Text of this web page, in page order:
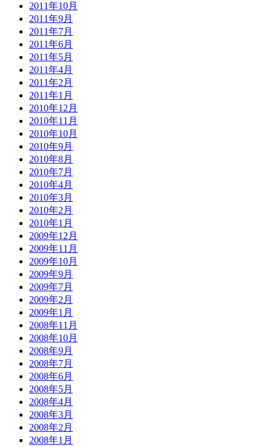
2011年10月
2011年9月
2011年7月
2011年6月
2011年5月
2011年4月
2011年2月
2011年1月
2010年12月
2010年11月
2010年10月
2010年9月
2010年8月
2010年7月
2010年4月
2010年3月
2010年2月
2010年1月
2009年12月
2009年11月
2009年10月
2009年9月
2009年7月
2009年2月
2009年1月
2008年11月
2008年10月
2008年9月
2008年7月
2008年6月
2008年5月
2008年4月
2008年3月
2008年2月
2008年1月